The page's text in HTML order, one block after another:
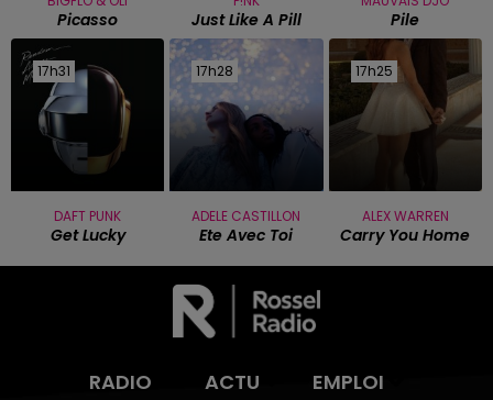
Picasso Just Like A Pill Pile
17h31
17h31
DAFT PUNK
Get Lucky
17h28
17h28
ADELE CASTILLON
Ete Avec Toi
17h25
17h25
ALEX WARREN
Carry You Home
RADIO ACTU EMPLOI